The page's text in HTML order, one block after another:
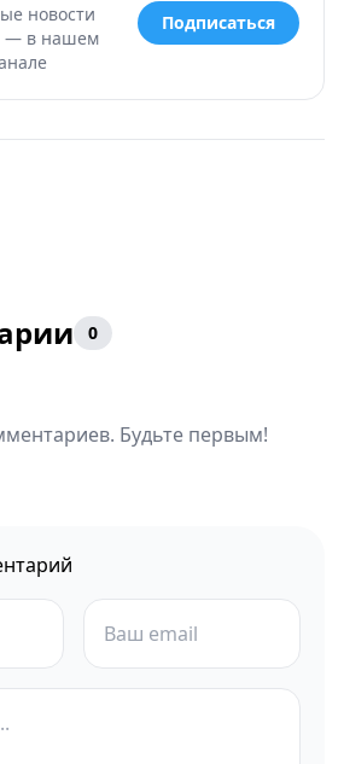
новости
— в нашем
Подписаться
0
Будьте первым!